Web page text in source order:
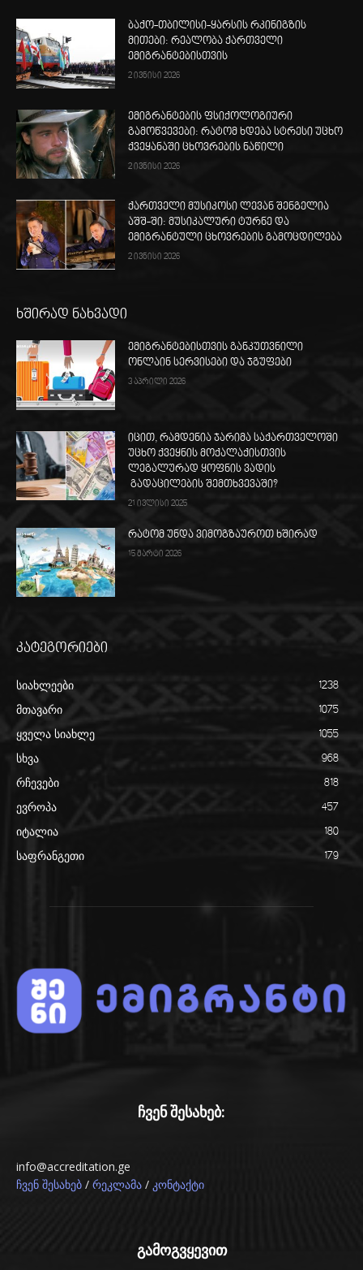
ბაქო-თბილისი-ყარსის რკინიგზის
მითები: რეალობა ქართველი
ემიგრანტებისთვის
2 ივნისი 2026
ემიგრანტების ფსიქოლოგიური
გამოწვევები: რატომ ხდება სტრესი უცხო
ქვეყანაში ცხოვრების ნაწილი
2 ივნისი 2026
ქართველი მუსიკოსი ლევან შენგელია
აშშ-ში: მუსიკალური ტურნე და
ემიგრანტული ცხოვრების გამოცდილება
2 ივნისი 2026
ხშირად ნახვადი
ემიგრანტებისთვის განკუთვნილი
ონლაინ სერვისები და ჯგუფები
3 აპრილი 2026
იცით, რამდენია ჯარიმა საქართველოში
უცხო ქვეყნის მოქალაქისთვის
ლეგალურად ყოფნის ვადის
გადაცილების შემთხვევაში?
21 ივლისი 2025
რატომ უნდა ვიმოგზაუროთ ხშირად
15 მარტი 2026
კატეგორიები
სიახლეები 1238
მთავარი 1075
ყველა სიახლე 1055
სხვა 968
რჩევები 818
ევროპა 457
იტალია 180
საფრანგეთი 179
ჩვენ შესახებ:
info@accreditation.ge
ჩვენ შესახებ / რეკლამა / კონტაქტი
გამოგვყევით